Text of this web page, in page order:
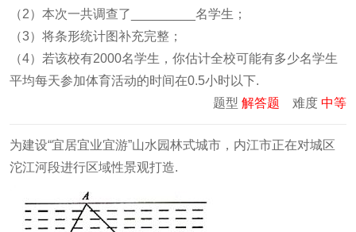
（2）本次一共调查了_________名学生；
（3）将条形统计图补充完整；
（4）若该校有2000名学生，你估计全校可能有多少名学生
平均每天参加体育活动的时间在0.5小时以下.
题型 解答题 难度 中等
为建设“宜居宜业宜游”山水园林式城市，内江市正在对城区
沱江河段进行区域性景观打造.